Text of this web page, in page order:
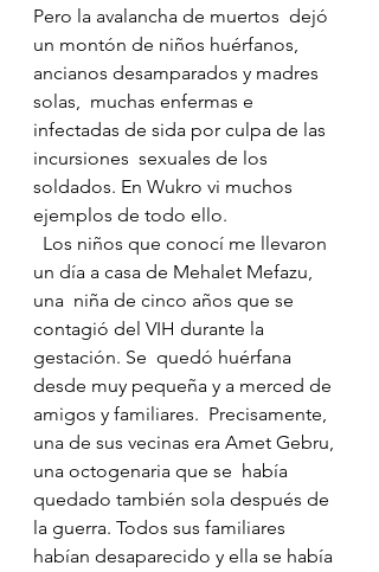
Pero la avalancha de muertos  dejó
un montón de niños huérfanos,
ancianos desamparados y madres
solas,  muchas enfermas e
infectadas de sida por culpa de las
incursiones  sexuales de los
soldados. En Wukro vi muchos
ejemplos de todo ello.
un día a casa de Mehalet Mefazu,
una  niña de cinco años que se
contagió del VIH durante la
gestación. Se  quedó huérfana
desde muy pequeña y a merced de
amigos y familiares.  Precisamente,
una de sus vecinas era Amet Gebru,
una octogenaria que se  había
quedado también sola después de
la guerra. Todos sus familiares
habían desaparecido y ella se había